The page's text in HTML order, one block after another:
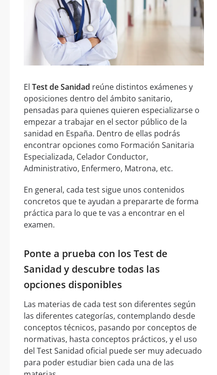
El Test de Sanidad reúne distintos exámenes y
oposiciones dentro del ámbito sanitario,
pensadas para quienes quieren especializarse o
empezar a trabajar en el sector público de la
sanidad en España. Dentro de ellas podrás
encontrar opciones como Formación Sanitaria
Especializada, Celador Conductor,
Administrativo, Enfermero, Matrona, etc.
En general, cada test sigue unos contenidos
concretos que te ayudan a prepararte de forma
práctica para lo que te vas a encontrar en el
examen.
Ponte a prueba con los Test de
Sanidad y descubre todas las
opciones disponibles
Las materias de cada test son diferentes según
las diferentes categorías, contemplando desde
conceptos técnicos, pasando por conceptos de
normativas, hasta conceptos prácticos, y el uso
del Test Sanidad oficial puede ser muy adecuado
para poder estudiar bien cada una de las